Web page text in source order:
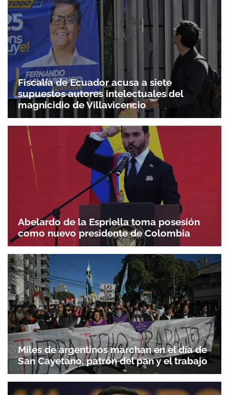
Fiscalía de Ecuador acusa a siete
supuestos autores intelectuales del
magnicidio de Villavicencio
Abelardo de la Espriella toma posesión
como nuevo presidente de Colombia
Miles de argentinos marchan en el día de
San Cayetano, patrón del pan y el trabajo